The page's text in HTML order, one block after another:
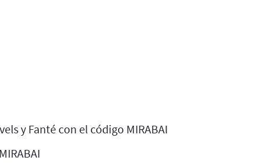
y Fanté con el código MIRABAI